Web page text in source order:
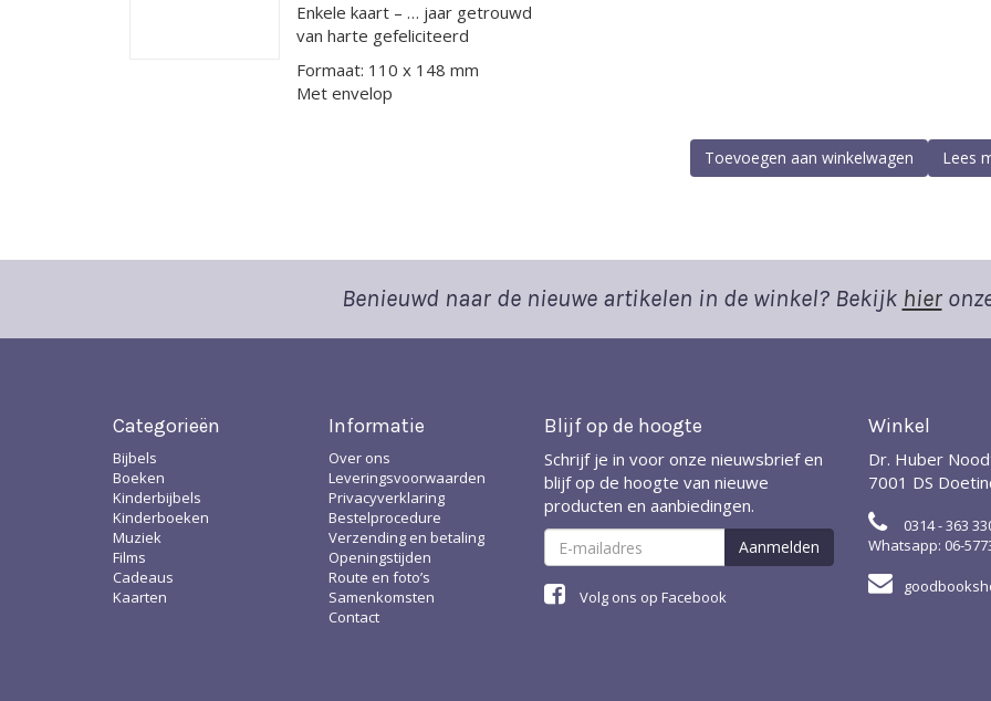
Enkele kaart – … jaar getrouwd
van harte gefeliciteerd
Formaat: 110 x 148 mm
Met envelop
Lees
Toevoegen aan winkelwagen
Benieuwd naar de nieuwe artikelen in de winkel? Bekijk hier
Categorieën
Bijbels
Boeken
Kinderbijbels
Kinderboeken
Muziek
Films
Cadeaus
Kaarten
Informatie
Over ons
Leveringsvoorwaarden
Privacyverklaring
Bestelprocedure
Verzending en betaling
Openingstijden
Route en foto’s
Samenkomsten
Contact
Blijf op de hoogte
Schrijf je in voor onze nieuwsbrief en
blijf op de hoogte van nieuwe
producten en aanbiedingen.
Volg ons op Facebook
Winkel
Dr. Huber
7001 DS
0314 - 363
Whatsapp: 06-